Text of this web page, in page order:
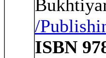
/
ISBN